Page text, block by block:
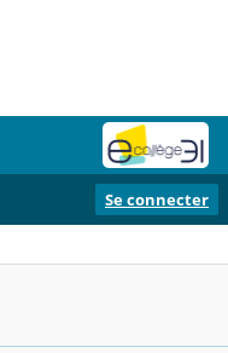
Se connecter